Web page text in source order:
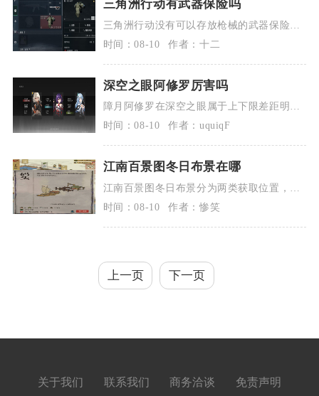
三角洲行动有武器保险吗
三角洲行动没有可以存放枪械的武器保险，
保险箱仅能收纳小件物资，主武器与副武器
无法...
时间：08-10 作者：十二
深空之眼阿修罗厉害吗
障月阿修罗在深空之眼属于上下限差距明显
的功能性输出角色，拥有专属钥从时具备T1
梯...
时间：08-10 作者：uquiqF
江南百景图冬日布景在哪
江南百景图冬日布景分为两类获取位置，通
用雪景切换功能藏在对应建筑交互面板，零
散冬...
时间：08-10 作者：惨笑
上一页 下一页
关于我们 联系我们 商务洽谈 免责声明